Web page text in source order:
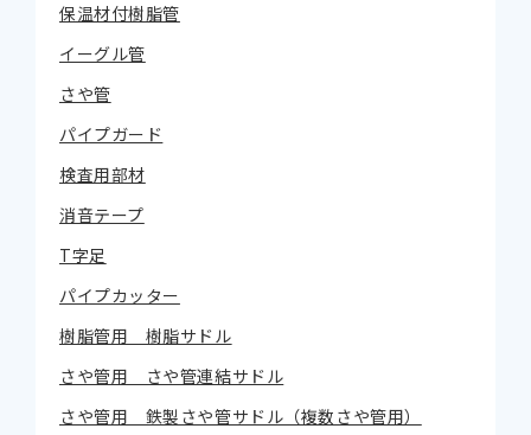
保温材付樹脂管
イーグル管
さや管
パイプガード
検査用部材
消音テープ
T字足
パイプカッター
樹脂管用 樹脂サドル
さや管用 さや管連結サドル
さや管用 鉄製さや管サドル（複数さや管用）